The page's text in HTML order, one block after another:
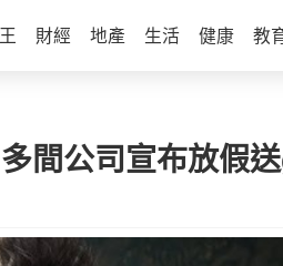
財經 地產 生活 健康 教
間公司宣布放假